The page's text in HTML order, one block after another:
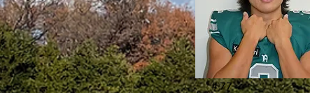
# 77